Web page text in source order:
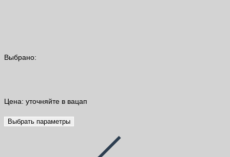
Выбрано:
Цена: уточняйте в вацап
Выбрать параметры